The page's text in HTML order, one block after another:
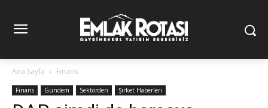
Ana Sayfa Finans
Finans Gündem Sektörden Şirket Haberleri